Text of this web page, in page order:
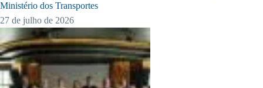
Ministério dos Transportes
27 de julho de 2026